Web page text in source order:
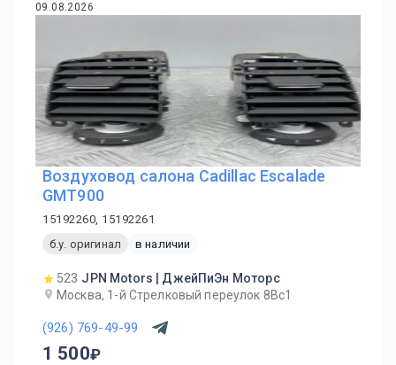
09.08.2026
Воздуховод салона Cadillac Escalade
GMT900
15192260, 15192261
б.у. оригинал
в наличии
523 JPN Motors | ДжейПиЭн Моторс
Москва, 1-й Cтрелковый переулок 8Вс1
(926) 769-49-99
1 500